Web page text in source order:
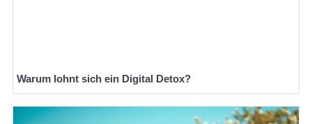
Warum lohnt sich ein Digital Detox?